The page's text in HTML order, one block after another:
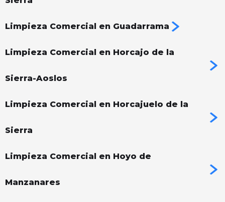
Limpieza Comercial en Guadarrama
Limpieza Comercial en Horcajo de la
Sierra-Aoslos
Limpieza Comercial en Horcajuelo de la
Sierra
Limpieza Comercial en Hoyo de
Manzanares